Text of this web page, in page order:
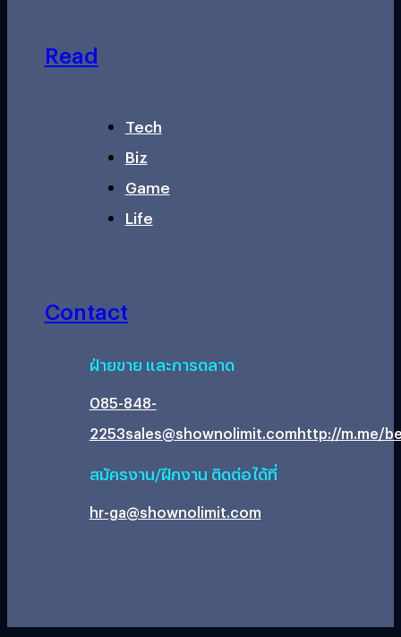
Read
Tech
Biz
Game
Life
Contact
ฝ่ายขาย และการตลาด
085-848-
2253sales@shownolimit.comhttp://m.me/
สมัครงาน/ฝึกงาน ติดต่อได้ที่
hr-ga@shownolimit.com